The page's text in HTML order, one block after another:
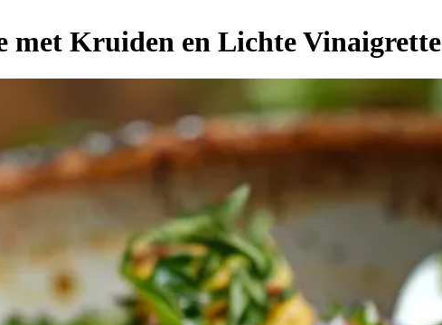
met Kruiden en Lichte Vinaigrette